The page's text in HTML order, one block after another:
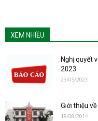
XEM NHIỀU
Nghị quyết
2023
23/05/2023
Giới thiệu
18/08/2014